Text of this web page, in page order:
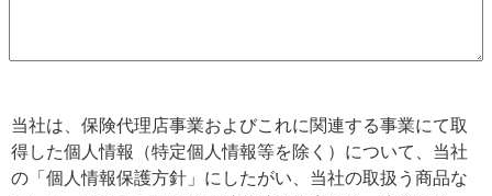
当社は、保険代理店事業およびこれに関連する事業にて取
得した個人情報（特定個人情報等を除く）について、当社
の「個人情報保護方針」にしたがい、当社の取扱う商品な